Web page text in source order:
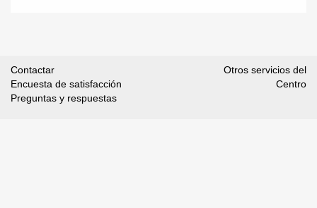
Contactar
Encuesta de satisfacción
Preguntas y respuestas
Otros servicios del
Centro